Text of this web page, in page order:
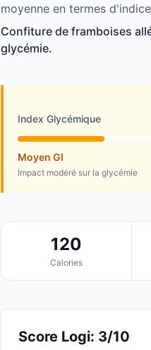
moyenne en termes
Confiture de framboises
glycémie.
Index Glycémique
Moyen GI
Impact modéré sur la glycémie
120
Calories
Score Logi: 3/10